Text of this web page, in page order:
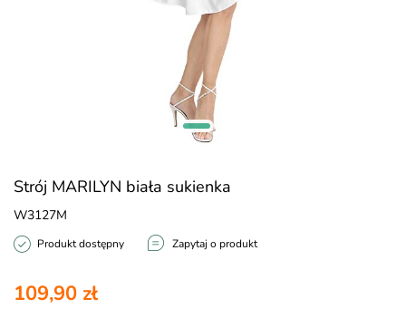
Strój MARILYN biała sukienka
W3127M
Produkt dostępny Zapytaj o produkt
109,90 zł